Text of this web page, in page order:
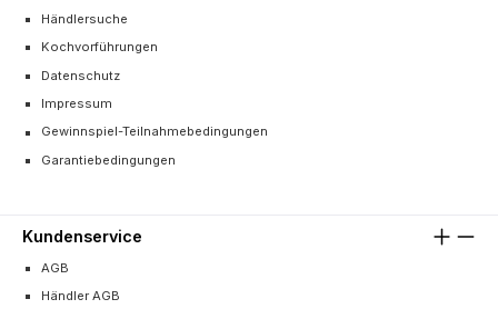
Händlersuche
Kochvorführungen
Datenschutz
Impressum
Gewinnspiel-Teilnahmebedingungen
Garantiebedingungen
Kundenservice
AGB
Händler AGB